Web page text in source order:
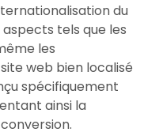
du
aspects tels que les
les
web bien localisé
spécifiquement
ainsi la